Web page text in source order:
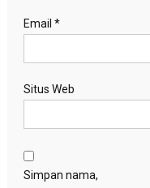
Email *
Situs Web
Simpan nama,